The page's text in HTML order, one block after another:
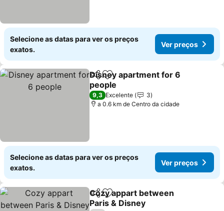
Selecione as datas para ver os preços
exatos.
Ver preços
PartilharAdicionar aos favoritos
Disney apartment for 6
people
9,3 Excelente
3
a 0.6 km de Centro da cidade
Selecione as datas para ver os preços
exatos.
Ver preços
PartilharAdicionar aos favoritos
Cozy appart between
Paris & Disney